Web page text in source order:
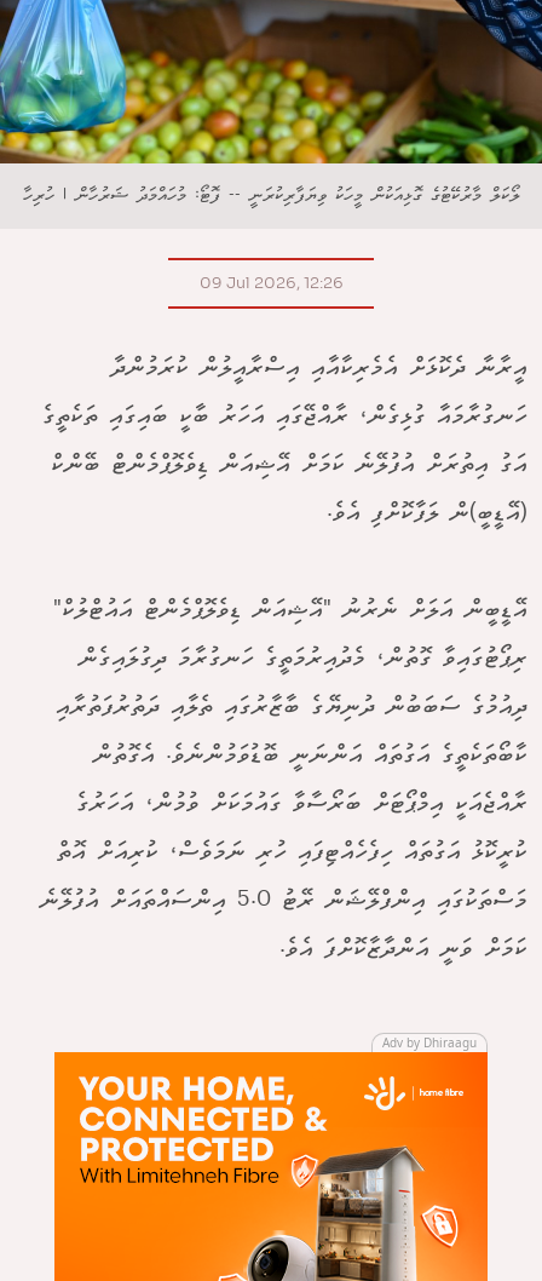
ލޯކަލް މާރުކޭޓުގެ ގޮޅިއަކުން މީހަކު ވިޔަފާރިކުރަނީ -- ފޮޓޯ: މުހައްމަދު ޝަރުހާން | ހުރިހާ
09 Jul 2026, 12:26
އީރާނާ ދެކޮޅަށް އެމެރިކާއާއި އިސްރާއީލުން ކުރަމުންދާ
ހަނގުރާމައާ ގުޅިގެން، ރާއްޖޭގައި އަހަރު ބާކީ ބައިގައި ތަކެތީގެ
އަގު އިތުރަށް އުފުލޭނެ ކަމަށް އޭޝިއަން ޑިވެލޮޕްމެންޓް ބޭންކް
(އޭޑީބީ)ން ލަފާކޮށްފި އެވެ.
އޭޑީބީން އަލަށް ނެރުނު "އޭޝިއަން ޑިވެލޮޕްމެންޓް އައުޓްލުކް"
ރިޕޯޓުގައިވާ ގޮތުން، މެދުއިރުމަތީގެ ހަނގުރާމަ ދިގުލައިގެން
ދިއުމުގެ ސަބަބުން ދުނިޔޭގެ ބާޒާރުގައި ތެލާއި ދަތުރުފަތުރާއި
ކާބޯތަކެތީގެ އަގުތައް އަންނަނީ ބޮޑުވަމުންނެވެ. އެގޮތުން
ރާއްޖެއަކީ އިމްޕޯޓަށް ބަރޯސާވާ ގައުމަކަށް ވުމުން، އަހަރުގެ
ކުރީކޮޅު އަގުތައް ހިފެހެއްޓިފައި ހުރި ނަމަވެސް، ކުރިއަށް އޮތް
މަސްތަކުގައި އިންފްލޭޝަން ރޭޓު 5.0 އިންސައްތައަށް އުފުލޭނެ
ކަމަށް ވަނީ އަންދާޒާކޮށްފަ އެވެ.
Adv by Dhiraagu